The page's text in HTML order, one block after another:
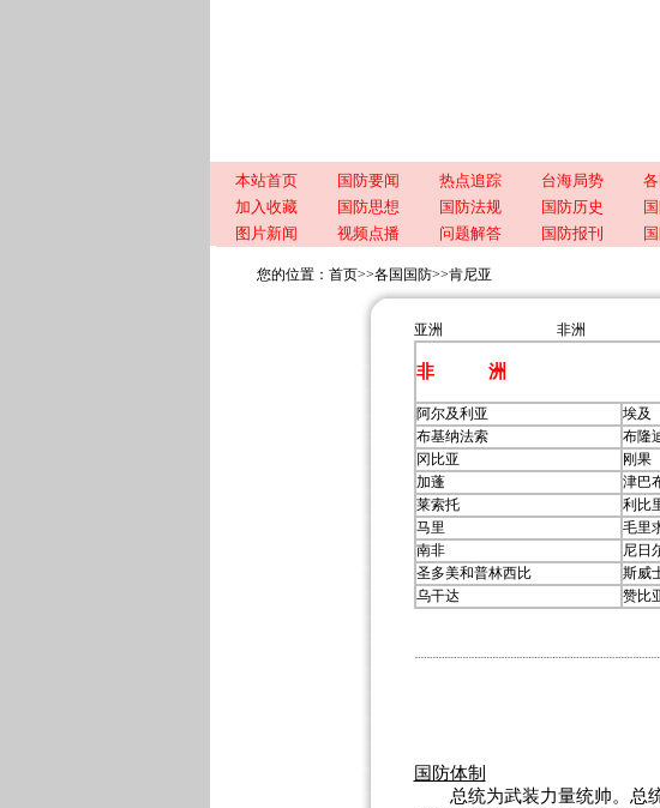
本站首页 国防要闻 热点追踪 台海局势
加入收藏
国防思想 国防法规 国防历史
图片新闻
视频点播 问题解答 国防报刊
您的位置： 首页>>各国国防>>肯尼亚
亚洲 非洲
非 洲
阿尔及利亚 埃及
布基纳法索
布隆
冈比亚
刚果
加蓬
津巴
莱索托
利比
马里
毛里
南非
尼日
圣多美和普林西比
斯威
乌干达
赞比
国防体制
总统为武装力量统帅。总统